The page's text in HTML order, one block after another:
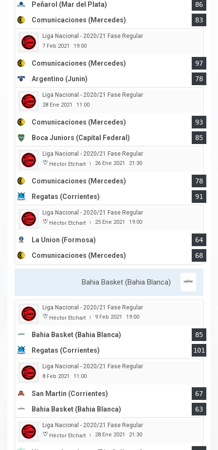
Peñarol (Mar del Plata)
86
Comunicaciones (Mercedes)
83
Liga Nacional - 2020/21 Fase Regular
7 Feb 2021 19:00
Comunicaciones (Mercedes)
97
Argentino (Junin)
78
Liga Nacional - 2020/21 Fase Regular
28 Ene 2021 11:00
Comunicaciones (Mercedes)
93
Boca Juniors (Capital Federal)
85
Liga Nacional - 2020/21 Fase Regular
Héctor Etchart | 26 Ene 2021 21:30
Comunicaciones (Mercedes)
78
Regatas (Corrientes)
91
Liga Nacional - 2020/21 Fase Regular
Héctor Etchart | 25 Ene 2021 19:00
La Union (Formosa)
64
Comunicaciones (Mercedes)
68
Bahia Basket (Bahia Blanca)
Liga Nacional - 2020/21 Fase Regular
Héctor Etchart | 9 Feb 2021 19:00
Bahia Basket (Bahia Blanca)
85
Regatas (Corrientes)
101
Liga Nacional - 2020/21 Fase Regular
8 Feb 2021 11:00
San Martin (Corrientes)
67
Bahia Basket (Bahia Blanca)
63
Liga Nacional - 2020/21 Fase Regular
Héctor Etchart | 28 Ene 2021 21:30